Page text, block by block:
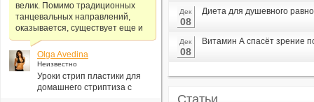
Дек
08
Диета для душевного
Дек
08
Витамин А спасёт зрение
Статьи
велик. Помимо традиционных
танцевальных направлений,
оказывается, существует еще и
Olga Avedina
Неизвестно
Уроки стрип пластики для
домашнего стриптиза с